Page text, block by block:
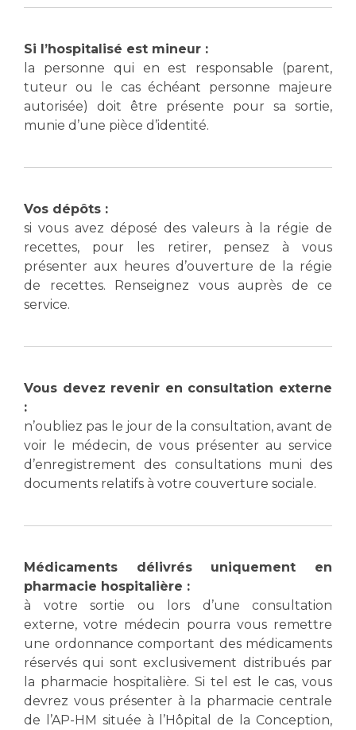
Si l’hospitalisé est mineur :
la personne qui en est responsable (parent,
tuteur ou le cas échéant personne majeure
autorisée) doit être présente pour sa sortie,
munie d’une pièce d’identité.
Vos dépôts :
si vous avez déposé des valeurs à la régie de
recettes, pour les retirer, pensez à vous
présenter aux heures d’ouverture de la régie
de recettes. Renseignez vous auprès de ce
service.
Vous devez revenir en consultation externe
:
n’oubliez pas le jour de la consultation, avant de
voir le médecin, de vous présenter au service
d’enregistrement des consultations muni des
documents relatifs à votre couverture sociale.
Médicaments délivrés uniquement en
pharmacie hospitalière :
à votre sortie ou lors d’une consultation
externe, votre médecin pourra vous remettre
une ordonnance comportant des médicaments
réservés qui sont exclusivement distribués par
la pharmacie hospitalière. Si tel est le cas, vous
devrez vous présenter à la pharmacie centrale
de l’AP-HM située à l’Hôpital de la Conception,